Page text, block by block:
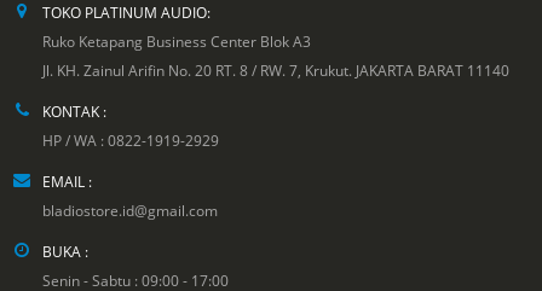
TOKO PLATINUM AUDIO:
Ruko Ketapang Business Center Blok A3
Jl. KH. Zainul Arifin No. 20 RT. 8 / RW. 7, Krukut. JAKARTA BARAT 11140
KONTAK :
HP / WA : 0822-1919-2929
EMAIL :
bladiostore.id@gmail.com
BUKA :
Senin - Sabtu : 09:00 - 17:00